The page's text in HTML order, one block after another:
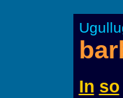
In so